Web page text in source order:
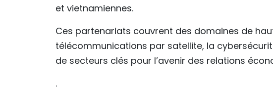
et vietnamiennes.
Ces partenariats couvrent des domaines de
télécommunications par satellite, la
de secteurs clés pour l’avenir des relations
.